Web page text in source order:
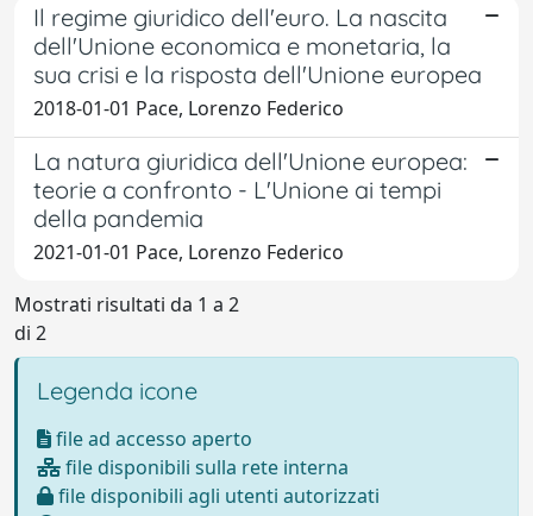
Il regime giuridico dell'euro. La nascita
dell'Unione economica e monetaria, la
sua crisi e la risposta dell'Unione europea
2018-01-01 Pace, Lorenzo Federico
La natura giuridica dell'Unione europea:
teorie a confronto - L'Unione ai tempi
della pandemia
2021-01-01 Pace, Lorenzo Federico
Mostrati risultati da 1 a 2
di 2
Legenda icone
file ad accesso aperto
file disponibili sulla rete interna
file disponibili agli utenti autorizzati